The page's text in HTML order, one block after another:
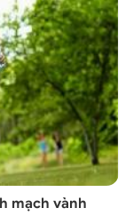
mạch vành